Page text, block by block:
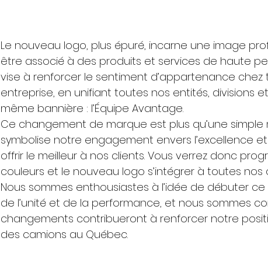
Le nouveau logo, plus épuré, incarne une image
être associé à des produits et services de haute
vise à renforcer le sentiment d’appartenance
entreprise, en unifiant toutes nos entités, divisions
même bannière : l’Équipe Avantage.
Ce changement de marque est plus qu’une simple
symbolise notre engagement envers l’excellence
offrir le meilleur à nos clients. Vous verrez donc
couleurs et le nouveau logo s’intégrer à toutes nos
Nous sommes enthousiastes à l’idée de débuter
de l’unité et de la performance, et nous sommes
changements contribueront à renforcer notre
des camions au Québec.